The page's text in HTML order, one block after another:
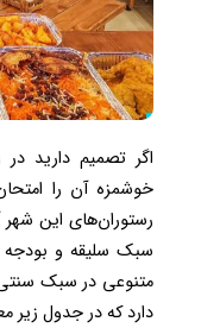
اگر تصمیم دارید
خوشمزه آن را
رستوران‌های این شهر
سبک سلیقه و بودجه
متنوعی در سبک
دارد که در جدول زیر